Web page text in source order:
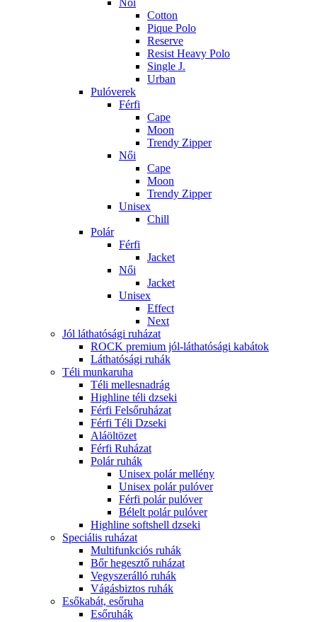
Női
Cotton
Pique Polo
Reserve
Resist Heavy Polo
Single J.
Urban
Pulóverek
Férfi
Cape
Moon
Trendy Zipper
Női
Cape
Moon
Trendy Zipper
Unisex
Chill
Polár
Férfi
Jacket
Női
Jacket
Unisex
Effect
Next
Jól láthatósági ruházat
ROCK premium jól-láthatósági kabátok
Láthatósági ruhák
Téli munkaruha
Téli mellesnadrág
Highline téli dzseki
Férfi Felsőruházat
Férfi Téli Dzseki
Aláöltözet
Férfi Ruházat
Polár ruhák
Unisex polár mellény
Unisex polár pulóver
Férfi polár pulóver
Bélelt polár pulóver
Highline softshell dzseki
Speciális ruházat
Multifunkciós ruhák
Bőr hegesztő ruházat
Vegyszerálló ruhák
Vágásbiztos ruhák
Esőkabát, esőruha
Esőruhák